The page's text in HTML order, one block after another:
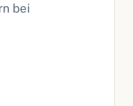
bei